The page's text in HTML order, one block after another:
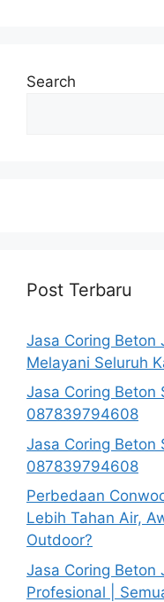
Search
Post Terbaru
Jasa Coring Beton
Melayani Seluruh
Jasa Coring Beton
087839794608
Jasa Coring Beton
087839794608
Perbedaan
Lebih Tahan Air,
Outdoor?
Jasa Coring Beton
Profesional |